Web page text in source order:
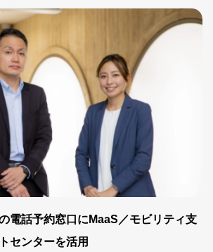
電話予約窓口にMaaS／モビリティ支
センターを活用